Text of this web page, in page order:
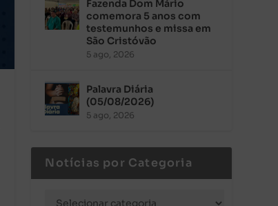
Fazenda Dom Mário
comemora 5 anos com
testemunhos e missa em
São Cristóvão
5 ago, 2026
Palavra Diária
(05/08/2026)
5 ago, 2026
Notícias por Categoria